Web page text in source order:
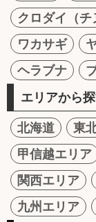
クロダイ（チ
ワカサギ
ヘラブナ
エリアから
北海道 東
甲信越エリア
関西エリア
九州エリア